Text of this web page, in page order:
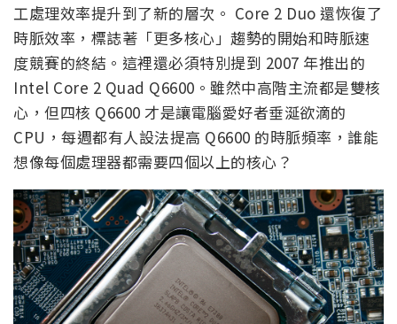
工處理效率提升到了新的層次。 Core 2 Duo 還恢復了
時脈效率，標誌著「更多核心」趨勢的開始和時脈速
度競賽的終結。這裡還必須特別提到 2007 年推出的
Intel Core 2 Quad Q6600。雖然中高階主流都是雙核
心，但四核 Q6600 才是讓電腦愛好者垂涎欲滴的
CPU，每週都有人設法提高 Q6600 的時脈頻率，誰能
想像每個處理器都需要四個以上的核心？